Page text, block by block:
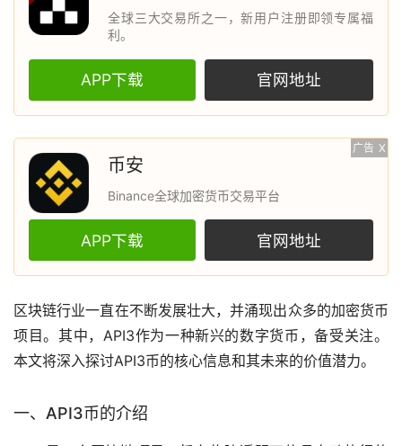
全球三大交易所之一，新用户注册即领专属福
利。
APP下载 官网地址
广告 X
币安
Binance全球加密货币交易平台
APP下载 官网地址
区块链行业一直在不断发展壮大，并涌现出众多的加密货币
项目。其中，API3作为一种新兴的数字货币 ，备受关注。
本文将深入探讨API3币的核心信息和其未来的价值潜力。
一、API3币的介绍